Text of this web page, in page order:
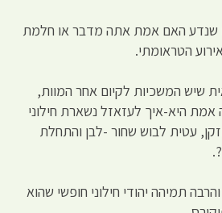
שנדע האם אמת אתה מדבר או חלמת
הטראומתי.
שיש המשכיות לקיום אחר המוות,
היא-איך לעזאזל נשארת חילוני
עטית לבוש שחור -לבן והתחלת
תמיהה יהודי חילוני חופשי שהוא